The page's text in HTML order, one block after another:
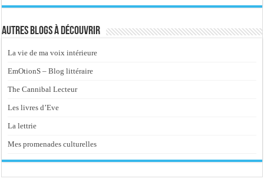
Autres blogs à découvrir
La vie de ma voix intérieure
EmOtionS – Blog littéraire
The Cannibal Lecteur
Les livres d’Eve
La lettrie
Mes promenades culturelles